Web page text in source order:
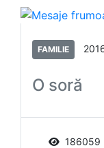
FAMILIE
O soră
186059